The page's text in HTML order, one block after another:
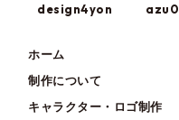
design4yon
ホーム
制作について
キャラクター・ロゴ制作